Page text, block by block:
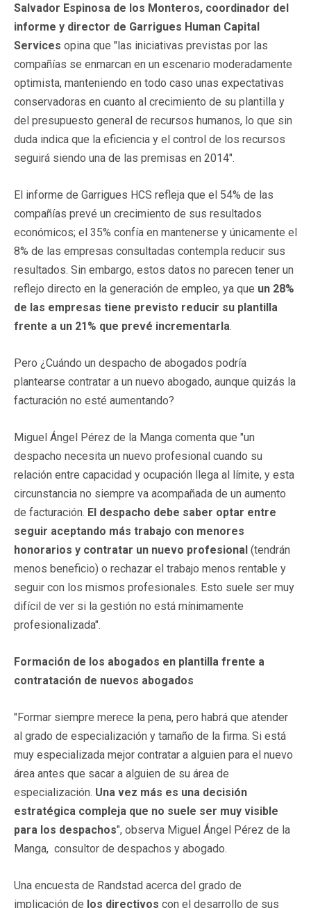
Salvador Espinosa de los Monteros, coordinador del
informe y director de Garrigues Human Capital
Services opina que "las iniciativas previstas por las
compañías se enmarcan en un escenario moderadamente
optimista, manteniendo en todo caso unas expectativas
conservadoras en cuanto al crecimiento de su plantilla y
del presupuesto general de recursos humanos, lo que sin
duda indica que la eficiencia y el control de los recursos
seguirá siendo una de las premisas en 2014".
El informe de Garrigues HCS refleja que el 54% de las
compañías prevé un crecimiento de sus resultados
económicos; el 35% confía en mantenerse y únicamente el
8% de las empresas consultadas contempla reducir sus
resultados. Sin embargo, estos datos no parecen tener un
reflejo directo en la generación de empleo, ya que un 28%
de las empresas tiene previsto reducir su plantilla
frente a un 21% que prevé incrementarla.
Pero ¿Cuándo un despacho de abogados podría
plantearse contratar a un nuevo abogado, aunque quizás la
facturación no esté aumentando?
Miguel Ángel Pérez de la Manga comenta que "un
despacho necesita un nuevo profesional cuando su
relación entre capacidad y ocupación llega al límite, y esta
circunstancia no siempre va acompañada de un aumento
de facturación. El despacho debe saber optar entre
seguir aceptando más trabajo con menores
honorarios y contratar un nuevo profesional (tendrán
menos beneficio) o rechazar el trabajo menos rentable y
seguir con los mismos profesionales. Esto suele ser muy
difícil de ver si la gestión no está mínimamente
profesionalizada".
Formación de los abogados en plantilla frente a
contratación de nuevos abogados
"Formar siempre merece la pena, pero habrá que atender
al grado de especialización y tamaño de la firma. Si está
muy especializada mejor contratar a alguien para el nuevo
área antes que sacar a alguien de su área de
especialización. Una vez más es una decisión
estratégica compleja que no suele ser muy visible
para los despachos", observa Miguel Ángel Pérez de la
Manga, consultor de despachos y abogado.
Una encuesta de Randstad acerca del grado de
implicación de los directivos con el desarrollo de sus